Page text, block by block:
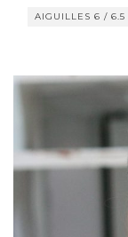
AIGUILLES 6 / 6.5